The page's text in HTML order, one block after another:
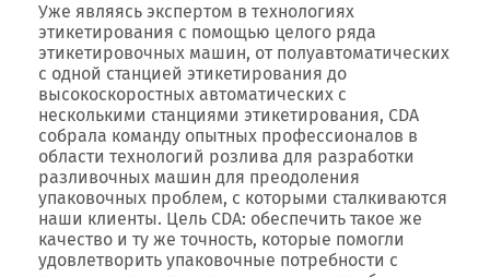
Уже являясь экспертом в технологиях
этикетирования с помощью целого ряда
этикетировочных машин, от полуавтоматических
с одной станцией этикетирования до
высокоскоростных автоматических с
несколькими станциями этикетирования, CDA
собрала команду опытных профессионалов в
области технологий розлива для разработки
разливочных машин для преодоления
упаковочных проблем, с которыми сталкиваются
наши клиенты. Цель CDA: обеспечить такое же
качество и ту же точность, которые помогли
удовлетворить упаковочные потребности с